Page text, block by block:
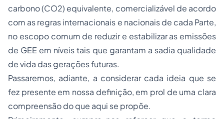
carbono (CO2) equivalente, comercializável de acordo
com as regras internacionais e nacionais de cada Parte,
no escopo comum de reduzir e estabilizar as emissões
de GEE em níveis tais que garantam a sadia qualidade
de vida das gerações futuras.
Passaremos, adiante, a considerar cada ideia que se
fez presente em nossa definição, em prol de uma clara
compreensão do que aqui se propõe.